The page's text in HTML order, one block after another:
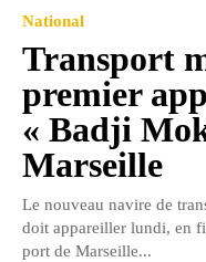
National
Transport
premier
« Badji
Marseille
Le nouveau navire de
doit appareiller lundi, en
port de Marseille...